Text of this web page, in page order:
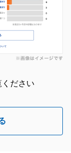
ださい